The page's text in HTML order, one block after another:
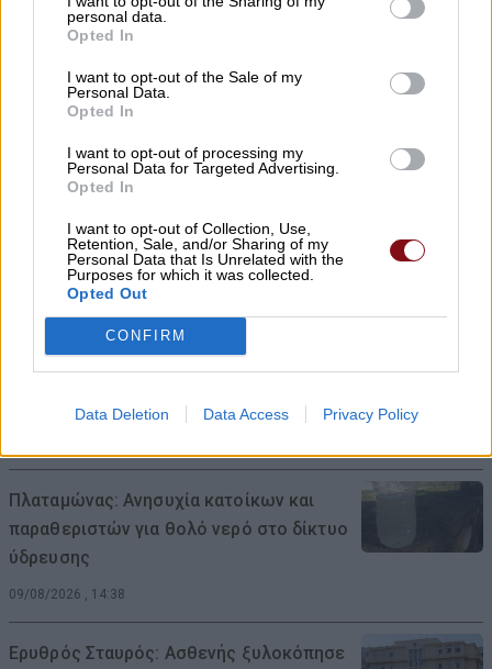
personal data.
Opted In
I want to opt-out of the Sale of my
Personal Data.
Opted In
I want to opt-out of processing my
Personal Data for Targeted Advertising.
Opted In
I want to opt-out of Collection, Use,
Retention, Sale, and/or Sharing of my
Personal Data that Is Unrelated with the
Purposes for which it was collected.
Opted Out
CONFIRM
Data Deletion Data Access Privacy Policy
09/08/2026 , 20:19
Στη Λάρισα ο αγώνας κυπέλλου Τρίκαλα –
09/08/2026 , 19:48
Στους ορεινούς δήμους ο δήμος
Ελασσόνας
09/08/2026 , 19:07
Θάλασσα και πισίνα: Πώς θα
προστατεύσουμε τα αυτιά μας το
καλοκαίρι
Πλαταμώνας: Ανησυχία κατοίκων και
παραθεριστών για θολό νερό στο δίκτυο
ύδρευσης
09/08/2026 , 14:38
Ερυθρός Σταυρός: Ασθενής ξυλοκόπησε